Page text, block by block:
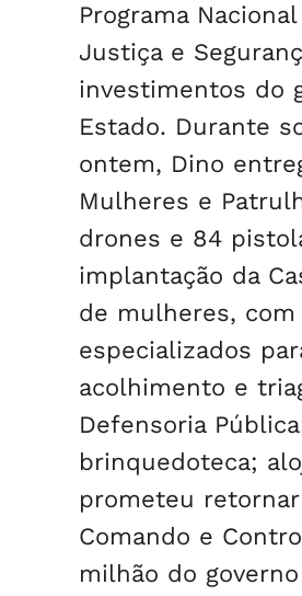
Programa
Justiça e
investimentos do
Estado. Durante
ontem, Dino
Mulheres e
drones e 84
implantação da
de mulheres,
especializados
acolhimento e
Defensoria
brinquedoteca;
prometeu
Comando e
milhão do